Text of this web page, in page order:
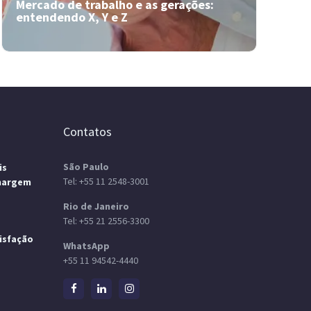
Mercado de trabalho e as gerações:
entendendo X, Y e Z
Mercado de trabalho e as gerações:
Contatos
São Paulo
Tel: +55 11 2548-3001
Rio de Janeiro
Tel: +55 21 2556-3300
WhatsApp
+55 11 94542-4440